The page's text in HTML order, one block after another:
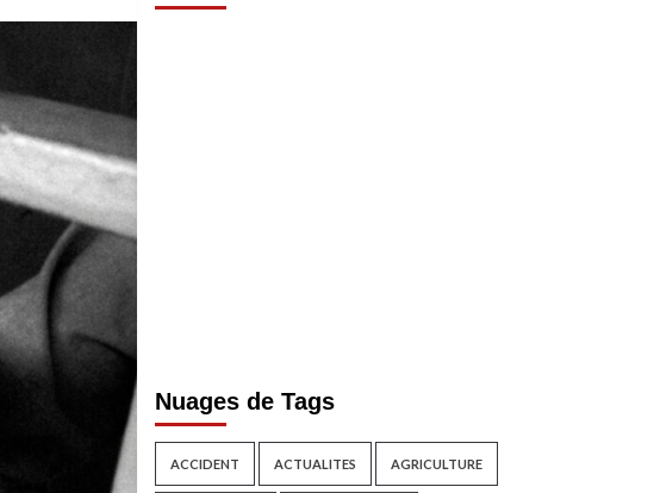
Nuages de Tags
ACCIDENT ACTUALITES AGRICULTURE